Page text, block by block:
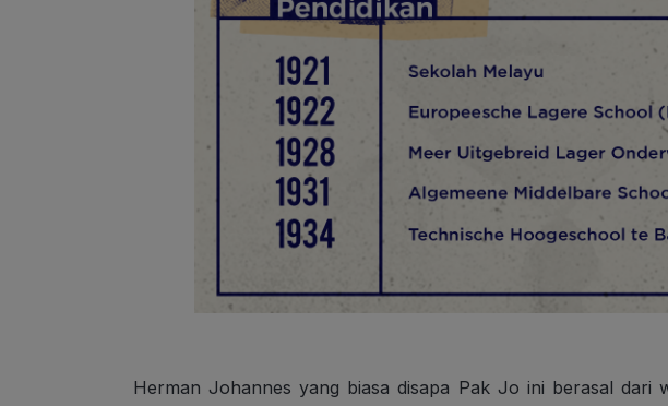
Herman Johannes yang biasa disapa Pak Jo ini berasal dari